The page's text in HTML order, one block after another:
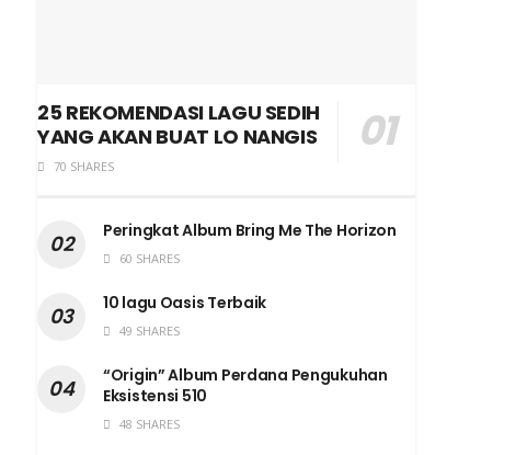
25 REKOMENDASI LAGU SEDIH
YANG AKAN BUAT LO NANGIS
70 SHARES
Peringkat Album Bring Me The Horizon
60 SHARES
10 lagu Oasis Terbaik
49 SHARES
“Origin” Album Perdana Pengukuhan
Eksistensi 510
48 SHARES